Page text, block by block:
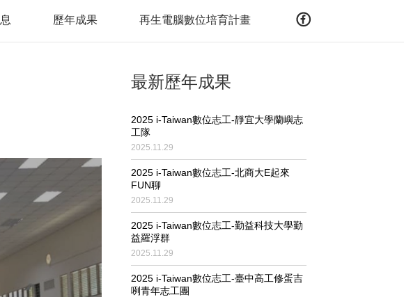
歷年成果 再生電腦數位培育計畫
最新歷年成果
2025 i-Taiwan數位志工-靜宜大學蘭嶼志
工隊
2025.11.29
2025 i-Taiwan數位志工-北商大E起來
FUN聊
2025.11.29
2025 i-Taiwan數位志工-勤益科技大學勤
益羅浮群
2025.11.29
2025 i-Taiwan數位志工-臺中高工修蛋吉
咧青年志工團